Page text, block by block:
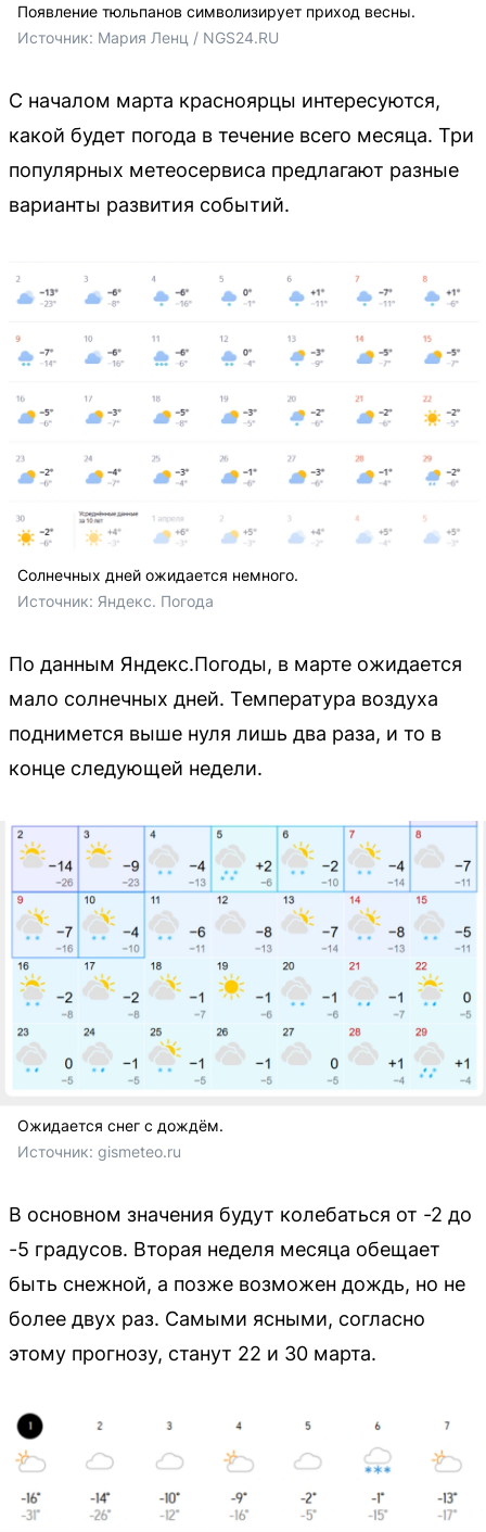
Появление тюльпанов символизирует приход весны.
Источник: Мария Ленц / NGS24.RU
С началом марта красноярцы интересуются,
какой будет погода в течение всего месяца. Три
популярных метеосервиса предлагают разные
варианты развития событий.
Солнечных дней ожидается немного.
Источник: Яндекс. Погода
По данным Яндекс.Погоды, в марте ожидается
мало солнечных дней. Температура воздуха
поднимется выше нуля лишь два раза, и то в
конце следующей недели.
Ожидается снег с дождём.
Источник: gismeteo.ru
В основном значения будут колебаться от -2 до
-5 градусов. Вторая неделя месяца обещает
быть снежной, а позже возможен дождь, но не
более двух раз. Самыми ясными, согласно
этому прогнозу, станут 22 и 30 марта.